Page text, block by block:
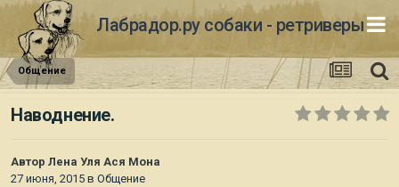
Лабрадор.ру собаки - ретриверы
Общение
Наводнение.
Автор Лена Уля Ася Мона
27 июня, 2015 в Общение